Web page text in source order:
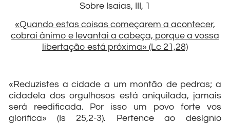
Sobre Isaias, III, 1
«Quando estas coisas começarem a acontecer,
cobrai ânimo e levantai a cabeça, porque a vossa
libertação está próxima» (Lc 21,28)
«Reduzistes a cidade a um montão de pedras; a
cidadela dos orgulhosos está aniquilada, jamais
será reedificada. Por isso um povo forte vos
glorifica» (Is 25,2-3). Pertence ao desígnio